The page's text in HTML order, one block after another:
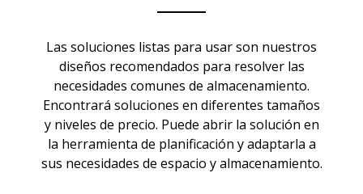
Las soluciones listas para usar son nuestros
diseños recomendados para resolver las
necesidades comunes de almacenamiento.
Encontrará soluciones en diferentes tamaños
y niveles de precio. Puede abrir la solución en
la herramienta de planificación y adaptarla a
sus necesidades de espacio y almacenamiento.